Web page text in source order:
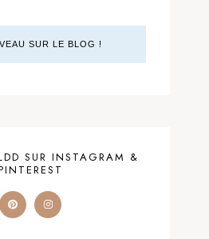
SUR LE BLOG !
SUR INSTAGRAM &